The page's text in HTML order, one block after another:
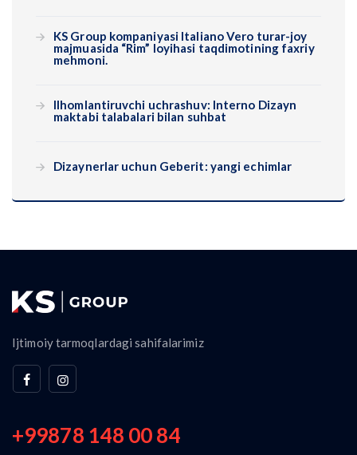
KS Group kompaniyasi Italiano Vero turar-joy
majmuasida “Rim” loyihasi taqdimotining faxriy
mehmoni.
Ilhomlantiruvchi uchrashuv: Interno Dizayn
maktabi talabalari bilan suhbat
Dizaynerlar uchun Geberit: yangi echimlar
Ijtimoiy tarmoqlardagi sahifalarimiz
+99878 148 00 84